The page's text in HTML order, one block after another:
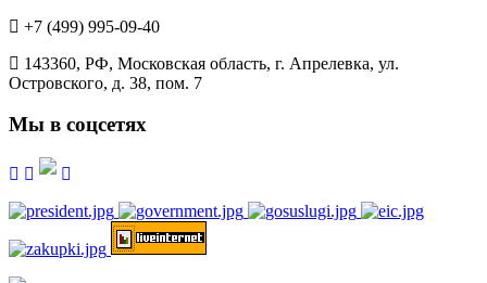
+7 (499) 995-09-40
143360, РФ, Московская область, г. Апрелевка, ул.
Островского, д. 38, пом. 7
Мы в соцсетях